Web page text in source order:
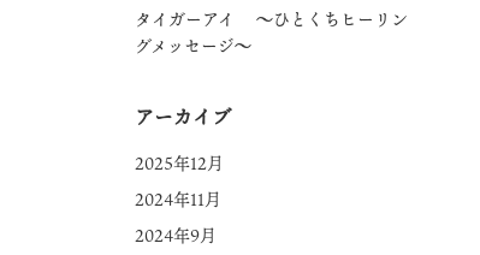
タイガーアイ ～ひとくちヒーリン
グメッセージ～
アーカイブ
2025年12月
2024年11月
2024年9月